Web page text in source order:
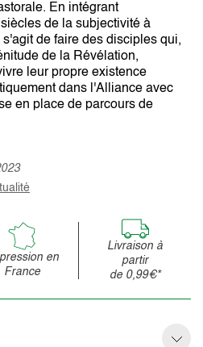
En intégrant
de la subjectivité à
de faire des disciples qui,
de la Révélation,
leur propre existence
dans l'Alliance avec
en place de parcours de
en
France
Livraison à
partir
de 0,99€*